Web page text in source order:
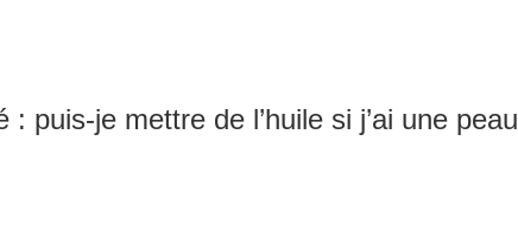
: puis-je mettre de l’huile si j’ai une peau